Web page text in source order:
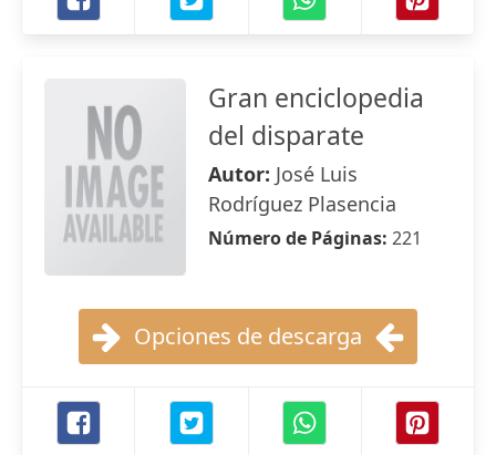
Gran enciclopedia
del disparate
Autor: José Luis
Rodríguez Plasencia
Número de Páginas: 221
Opciones de descarga